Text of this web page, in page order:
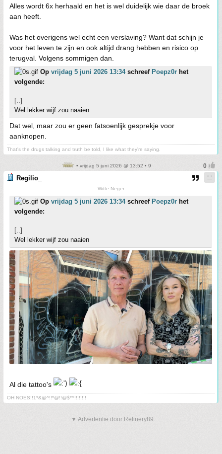
Alles wordt 6x herhaald en het is wel duidelijk wie daar de broek
aan heeft.
Was het overigens wel echt een verslaving? Want dat schijn je
voor het leven te zijn en ook altijd drang hebben en risico op
terugval. Volgens sommigen dan.
Op vrijdag 5 juni 2026 13:34schreef Poepz0r het
volgende:
[..]
Wel lekker wijf zou naaien
Dat wel, maar zou er geen fatsoenlijk gesprekje voor
aanknopen.
That's the drugs talking and truth be told, I like what they're saying.
• vrijdag 5 juni 2026 @ 13:52 • 9
Regilio_
Witte Neger
Op vrijdag 5 juni 2026 13:34schreef Poepz0r het
volgende:
[..]
Wel lekker wijf zou naaien
Al die tattoo's
OH NOES!!1*&@^!!*@!!@$*^!!!!!!!!
▼ Advertentie door Refinery89